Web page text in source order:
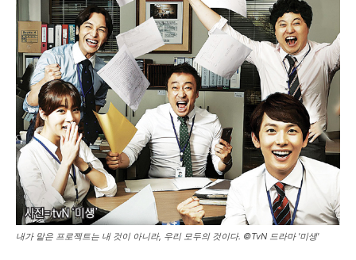
내가 맡은 프로젝트는 내 것이 아니라, 우리 모두의 것이다. ©TvN 드라마 '미생'